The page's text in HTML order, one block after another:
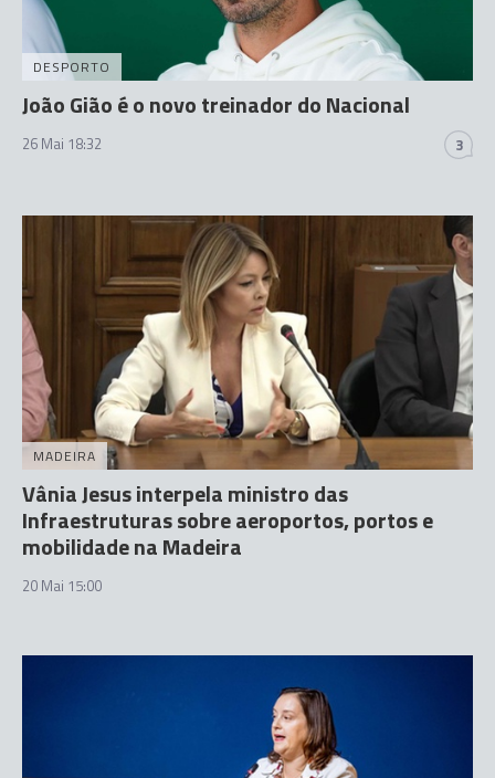
DESPORTO
João Gião é o novo treinador do Nacional
26 Mai 18:32 3
MADEIRA
Vânia Jesus interpela ministro das
Infraestruturas sobre aeroportos, portos e
mobilidade na Madeira
20 Mai 15:00